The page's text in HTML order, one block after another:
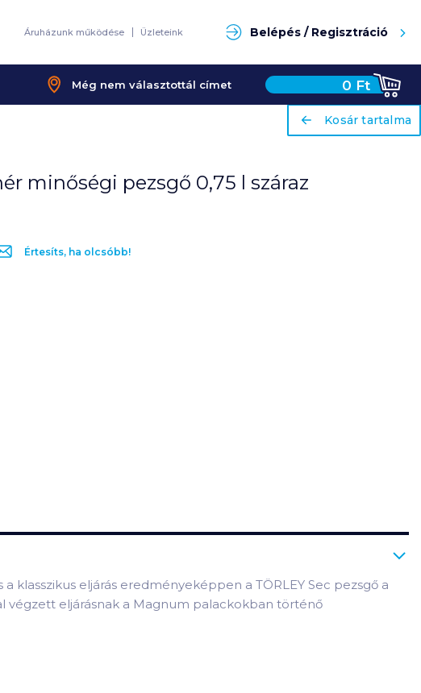
Áruházunk működése Üzleteink Belépés / Regisztráció
Még nem választottál címet 0 Ft
ariaLabel
Kosár tartalma
minőségi pezsgő 0,75 l száraz
Értesíts, ha olcsóbb!
klasszikus eljárás eredményeképpen a TÖRLEY Sec pezsgő a
végzett eljárásnak a Magnum palackokban történő